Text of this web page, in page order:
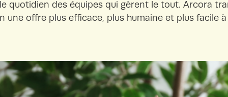
quotidien des équipes qui gèrent le tout. Arcora
une offre plus efficace, plus humaine et plus facile